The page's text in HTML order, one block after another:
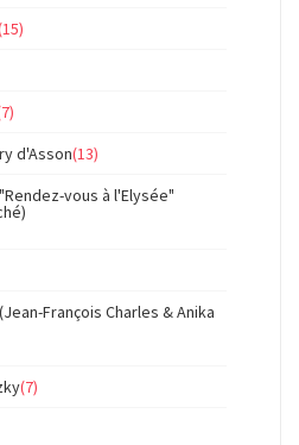
d'Asson(13)
vous à l'Elysée"
François Charles & Anika
(7)